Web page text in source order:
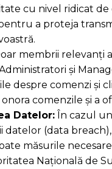
cu nivel ridicat de
a proteja
membrii relevanți
și
despre comenzi și
comenzile și a
Datelor: În cazul
datelor (data
măsurile
Națională de